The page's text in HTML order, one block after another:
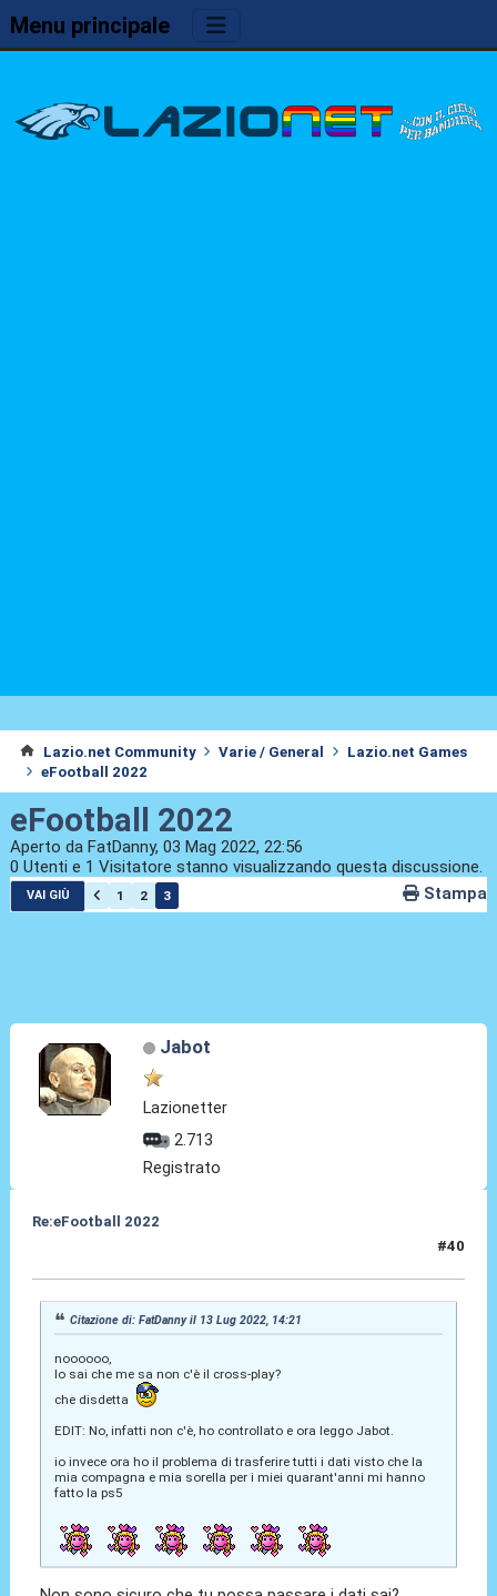
Menu principale
Lazio.net Community Varie / General
Lazio.net Games
eFootball 2022
eFootball 2022
Aperto da FatDanny, 03 Mag 2022, 22:56
0 Utenti e 1 Visitatore stanno visualizzando questa discussione.
VAI GIÙ 1 2 3 Stampa
Jabot
Lazionetter
2.713
Registrato
Re:eFootball 2022
#40
Citazione di: FatDanny il 13 Lug 2022, 14:21
noooooo,
lo sai che me sa non c'è il cross-play?
che disdetta
EDIT: No, infatti non c'è, ho controllato e ora leggo Jabot.
io invece ora ho il problema di trasferire tutti i dati visto che la
mia compagna e mia sorella per i miei quarant'anni mi hanno
fatto la ps5